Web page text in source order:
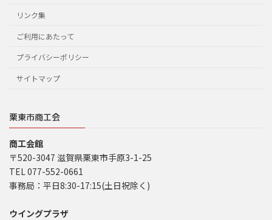
リンク集
ご利用にあたって
プライバシーポリシー
サイトマップ
栗東市商工会
商工会館
〒520-3047 滋賀県栗東市手原3-1-25
TEL 077-552-0661
事務局：平日8:30-17:15(土日祝除く)
ウイングプラザ